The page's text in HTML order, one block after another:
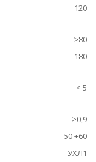
120
>80
180
< 5
>0,9
-50 +60
УХЛ1